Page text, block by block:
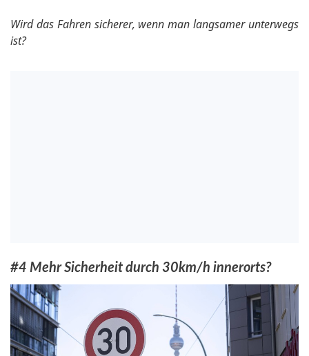
Wird das Fahren sicherer, wenn man langsamer unterwegs
ist?
#4 Mehr Sicherheit durch 30km/h innerorts?